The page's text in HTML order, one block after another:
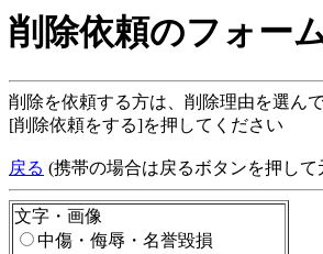
削除依頼のフォー
削除を依頼する方は、削除理由を選ん
[削除依頼をする]を押してください
戻る (携帯の場合は戻るボタンを押し
文字・画像
中傷・侮辱・名誉毀損